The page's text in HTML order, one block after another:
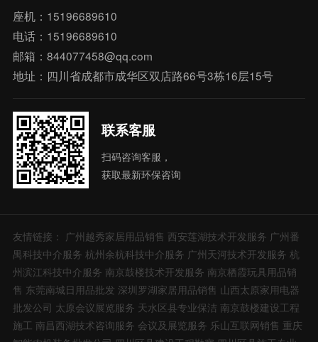
座机：15196689610
电话：15196689610
邮箱：844077458@qq.com
地址：四川省成都市成华区双店路66号3栋16层15号
联系客服
扫码咨询客服，
获取最新环保咨询
友情链接： 广州越秀家居用品销售 西安莲湖技术开发服务 广州番
禺科技中介服务 杭州余杭科技中介服务 广州天河技术开发服务 杭
州滨江科技中介服务 南京鼓楼技术开发服务 南京栖霞玩具用品销
售 东莞南城日用品批发 深圳罗湖家居用品销售 山西太原家用电器
批发公司 太原会议展览服务 天水区县专业保洁 南京鼓楼建设工程
施工 南昌西湖技术咨询服务 会议及展览服务 乐山互联网销售 重庆